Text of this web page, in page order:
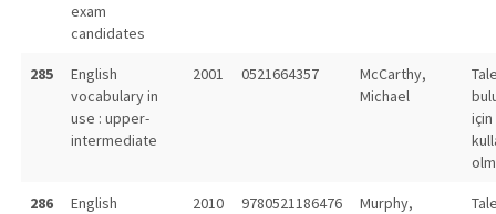
exam
candidates
285
English
vocabulary in
use : upper-
intermediate
2001 0521664357
McCarthy,
Michael
için
286
English
2010 9780521186476
Murphy,